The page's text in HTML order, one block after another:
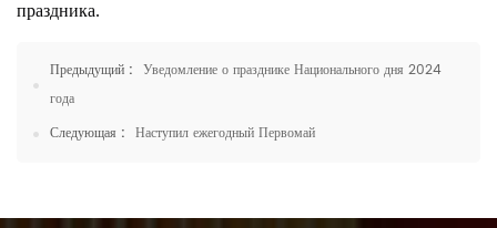
праздника.
Предыдущий : Уведомление о празднике Национального дня 2024
года
Следующая : Наступил ежегодный Первомай